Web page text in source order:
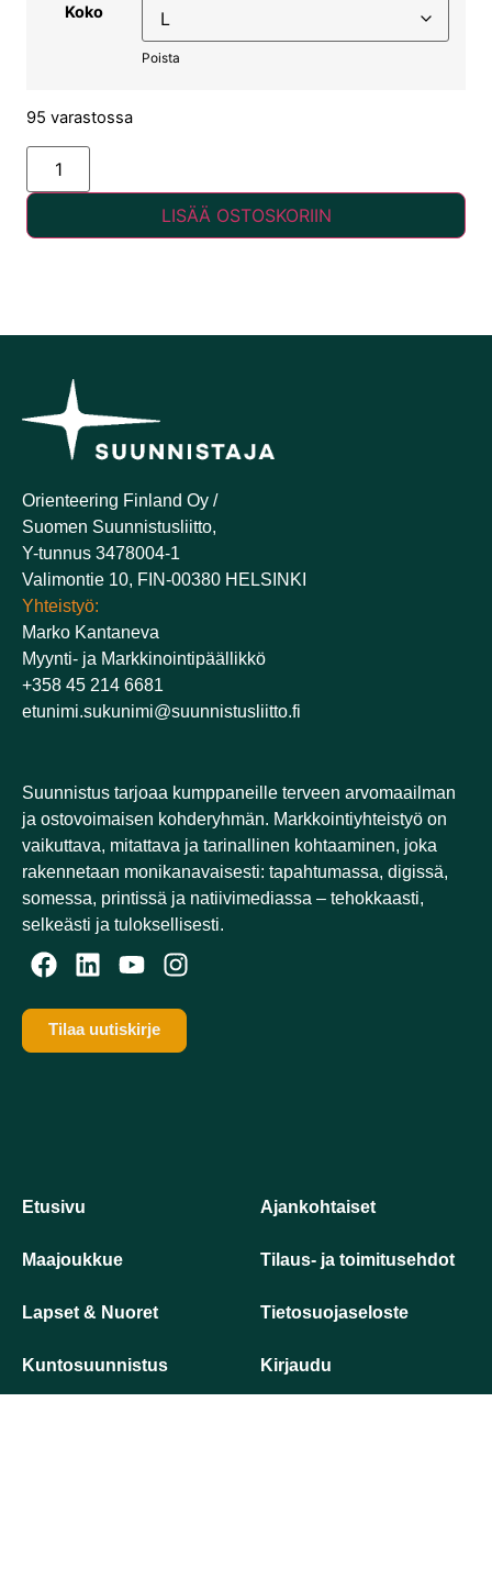
Koko
Poista
95 varastossa
LISÄÄ OSTOSKORIIN
Orienteering Finland Oy /
Suomen Suunnistusliitto,
Y-tunnus 3478004-1
Valimontie 10, FIN-00380 HELSINKI
Yhteistyö:
Marko Kantaneva
Myynti- ja Markkinointipäällikkö
+358 45 214 6681
etunimi.sukunimi@suunnistusliitto.fi
Suunnistus tarjoaa kumppaneille terveen arvomaailman
ja ostovoimaisen kohderyhmän. Markkointiyhteistyö on
vaikuttava, mitattava ja tarinallinen kohtaaminen, joka
rakennetaan monikanavaisesti: tapahtumassa, digissä,
somessa, printissä ja natiivimediassa – tehokkaasti,
selkeästi ja tuloksellisesti.​
Tilaa uutiskirje
Etusivu
Maajoukkue
Lapset & Nuoret
Kuntosuunnistus
Ajankohtaiset
Tilaus- ja toimitusehdot
Tietosuojaseloste
Kirjaudu